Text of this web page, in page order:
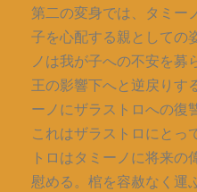
第二の変身では、タミー
子を心配する親としての
ノは我が子への不安を募
王の影響下へと逆戻りす
ーノにザラストロへの復
これはザラストロにとっ
トロはタミーノに将来の
慰める。棺を容赦なく運